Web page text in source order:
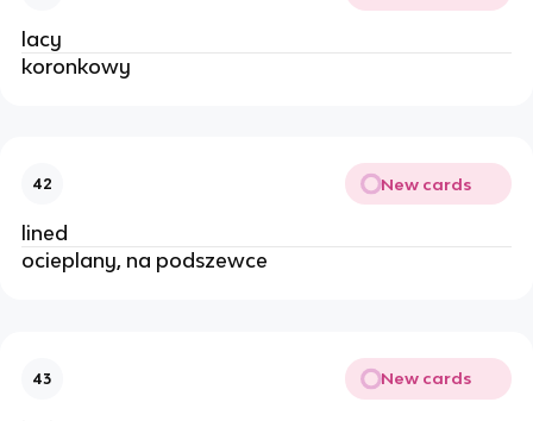
lacy
koronkowy
42 New cards
lined
ocieplany, na podszewce
43 New cards